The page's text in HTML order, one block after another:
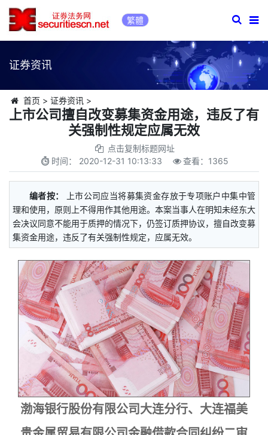
繁體
证券资讯
首页 > 证券资讯>
上市公司擅自改变募集资金用途，违反了有
关强制性规定应属无效
点击复制标题网址
时间： 2020-12-31 10:13:33 查看： 1365
编者按：
上市公司应当将募集资金存放于专项账户中集中管
理和使用，原则上不得用作其他用途。本案当事人在明知未经东大
会决议同意不能用于质押的情况下，仍签订质押协议，擅自改变募
集资金用途，违反了有关强制性规定，应属无效。
渤海银行股份有限公司大连分行、大连福美